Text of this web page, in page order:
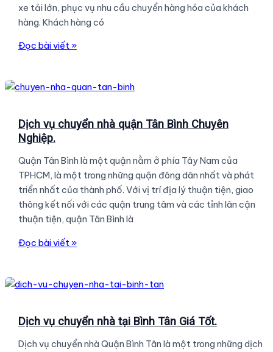
Chóng,
An
Và
Kiệm
xe tải lớn, phục vụ nhu cầu chuyển hàng hóa của khách
hàng. Khách hàng có
Dịch
chở
chuyên
nghiệp
tại
TPHCM.
Đọc bài viết »
Dịch vụ chuyển nhà quận Tân Bình Chuyên
Nghiệp.
Quận Tân Bình là một quận nằm ở phía Tây Nam của
TPHCM, là một trong những quận đông dân nhất và phát
triển nhất của thành phố. Với vị trí địa lý thuận tiện, giao
thông kết nối với các quận trung tâm và các tỉnh lân cận
thuận tiện, quận Tân Bình là
Dịch
nhà
Tân
Bình
Chuyên
Đọc bài viết »
Dịch vụ chuyển nhà tại Bình Tân Giá Tốt.
Dịch vụ chuyển nhà Quận Bình Tân là một trong những dịch